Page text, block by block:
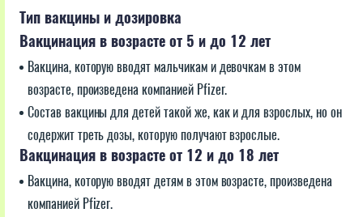
Тип вакцины и дозировка
Вакцинация в возрасте от 5 и до 12 лет
Вакцина, которую вводят мальчикам и девочкам в этом
возрасте, произведена компанией Pfizer.
Состав вакцины для детей такой же, как и для взрослых, но он
содержит треть дозы, которую получают взрослые.
Вакцинация в возрасте от 12 и до 18 лет
Вакцина, которую вводят детям в этом возрасте, произведена
компанией Pfizer.